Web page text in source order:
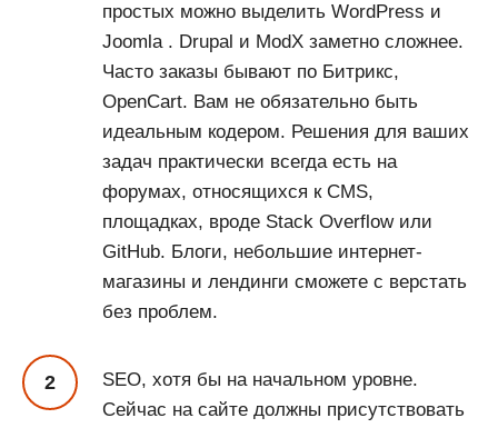
простых можно выделить WordPress и
Joomla . Drupal и ModX заметно сложнее.
Часто заказы бывают по Битрикс,
OpenCart. Вам не обязательно быть
идеальным кодером. Решения для ваших
задач практически всегда есть на
форумах, относящихся к CMS,
площадках, вроде Stack Overflow или
GitHub. Блоги, небольшие интернет-
магазины и лендинги сможете с верстать
без проблем.
SEO, хотя бы на начальном уровне.
Сейчас на сайте должны присутствовать